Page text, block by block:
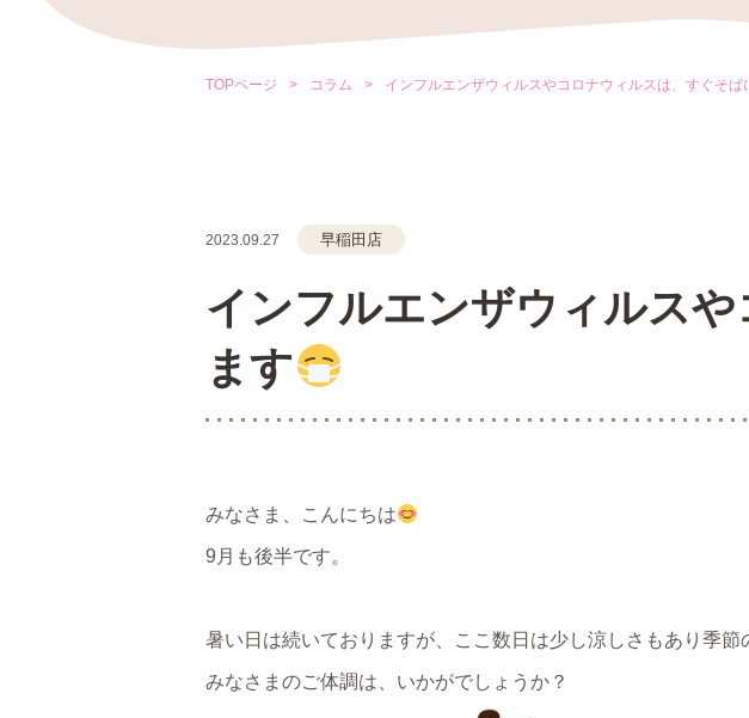
TOPページ > コラム > インフルエンザウィルスやコロナウィルスは、すぐそば
2023.09.27 早稲田店
インフルエンザウィルス
ます
みなさま、こんにちは
9月も後半です。
暑い日は続いておりますが、ここ数日は少し涼しさもあり季
みなさまのご体調は、いかがでしょうか？